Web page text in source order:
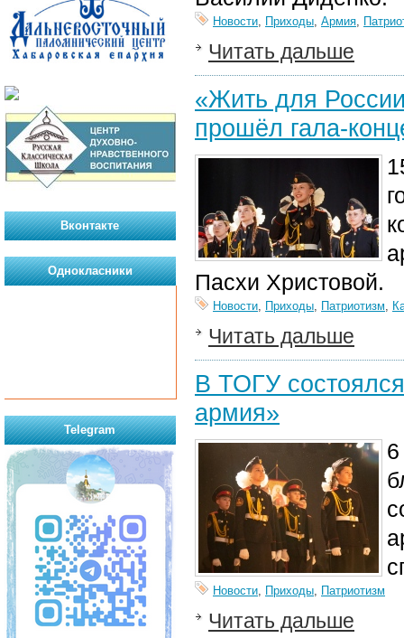
Новости, Приходы, Армия,
Читать дальше
«Жить для
прошёл гала-
Пасхи Христовой.
Новости, Приходы, Патриотизм,
Читать дальше
В ТОГУ
армия»
Новости, Приходы, Патриотизм
Читать дальше
Вконтакте
Однокласники
Telegram